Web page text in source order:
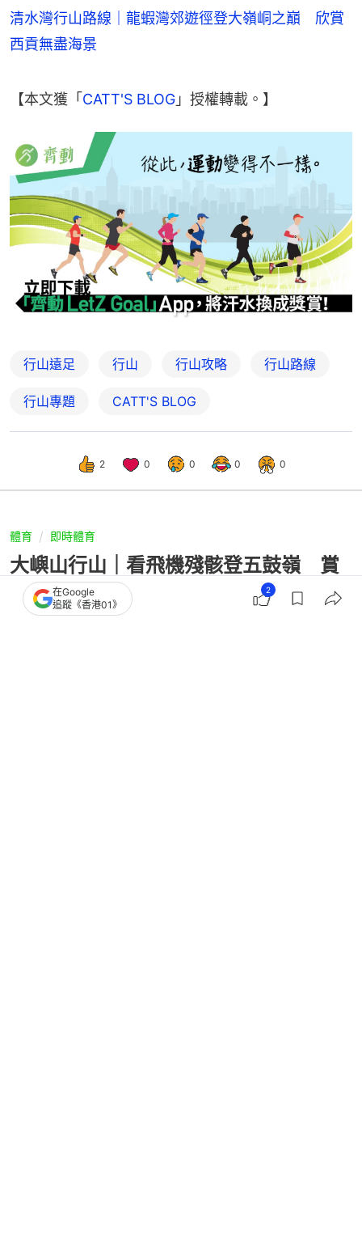
清水灣行山路線｜龍蝦灣郊遊徑登大嶺峒之巔 欣賞
西貢無盡海景
【本文獲「CATT'S BLOG 」授權轉載。】
行山遠足 行山 行山攻略 行山路線
行山專題 CATT'S BLOG
2 0 0 0 0
體育 即時體育
大嶼山行山｜看飛機殘骸登五鼓嶺 賞
花瓶石再上花瓶頂大陰頂
在Google
追蹤《香港01》
2